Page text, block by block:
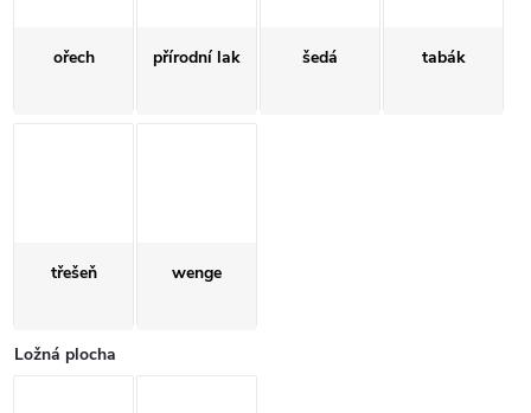
ořech přírodní lak šedá tabák
třešeň wenge
Ložná plocha